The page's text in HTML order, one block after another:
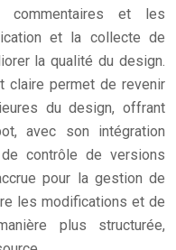
commentaires et les
et la collecte de
la qualité du design.
claire permet de revenir
du design, offrant
avec son intégration
contrôle de versions
pour la gestion de
les modifications et de
plus structurée,